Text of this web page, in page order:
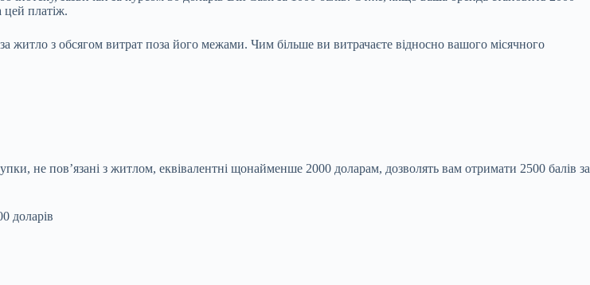
цей платіж.
житло з обсягом витрат поза його межами. Чим більше ви витрачаєте відносно вашого місячного
не пов’язані з житлом, еквівалентні щонайменше 2000 доларам, дозволять вам отримати 2500 балів за
доларів